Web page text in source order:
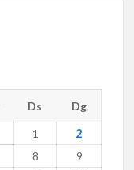
Ds
Dg
1
2
8
9